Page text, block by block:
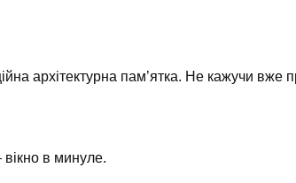
архітектурна пам’ятка. Не кажучи вже
в минуле.